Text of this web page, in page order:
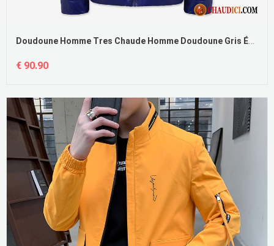
Doudoune Homme Tres Chaude Homme Doudoune Gris Épissure Capuche Pas Cher
€ 90.90